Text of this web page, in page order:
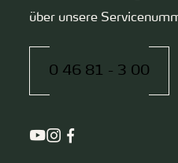
über unsere
0 46 81 - 3 00